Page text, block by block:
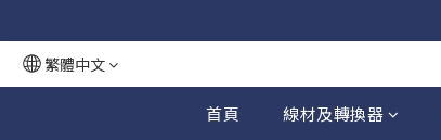
繁體中文
首頁 線材及轉換器